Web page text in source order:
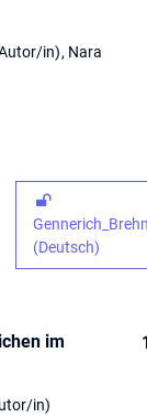
in
Nara
(Deutsch)
im
in